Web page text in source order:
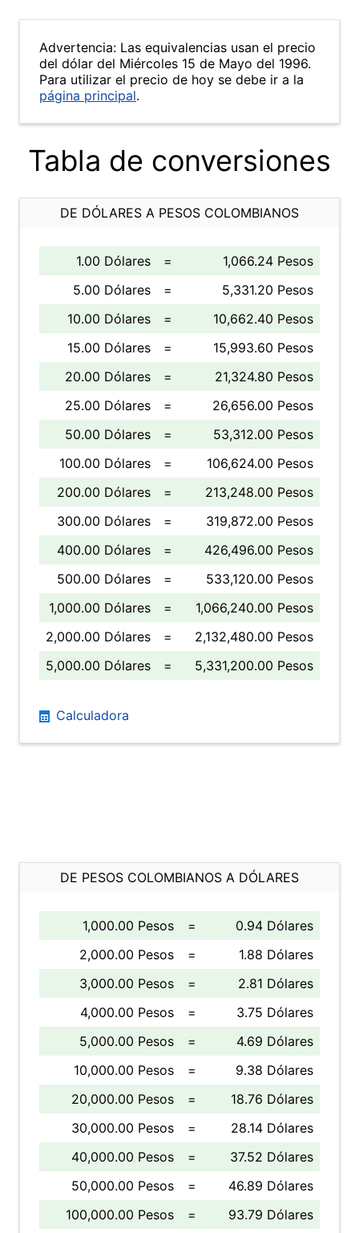
Advertencia: Las equivalencias usan el precio
del dólar del Miércoles 15 de Mayo del 1996.
Para utilizar el precio de hoy se debe ir a la
página principal.
Tabla de conversiones
DE DÓLARES A PESOS COLOMBIANOS
1.00 Dólares =
1,066.24 Pesos
5.00 Dólares
=
5,331.20 Pesos
10.00 Dólares
=
10,662.40 Pesos
15.00 Dólares
=
15,993.60 Pesos
20.00 Dólares
=
21,324.80 Pesos
25.00 Dólares
=
26,656.00 Pesos
50.00 Dólares
=
53,312.00 Pesos
100.00 Dólares
=
106,624.00 Pesos
200.00 Dólares
=
213,248.00 Pesos
300.00 Dólares
=
319,872.00 Pesos
400.00 Dólares
=
426,496.00 Pesos
500.00 Dólares
=
533,120.00 Pesos
1,000.00 Dólares
=
1,066,240.00 Pesos
2,000.00 Dólares
=
2,132,480.00 Pesos
5,000.00 Dólares
= 5,331,200.00 Pesos
Calculadora
DE PESOS COLOMBIANOS A DÓLARES
1,000.00 Pesos =
0.94 Dólares
2,000.00 Pesos
=
1.88 Dólares
3,000.00 Pesos
=
2.81 Dólares
4,000.00 Pesos
=
3.75 Dólares
5,000.00 Pesos
=
4.69 Dólares
10,000.00 Pesos
=
9.38 Dólares
20,000.00 Pesos
=
18.76 Dólares
30,000.00 Pesos
=
28.14 Dólares
40,000.00 Pesos
=
37.52 Dólares
50,000.00 Pesos
=
46.89 Dólares
100,000.00 Pesos
= 93.79 Dólares